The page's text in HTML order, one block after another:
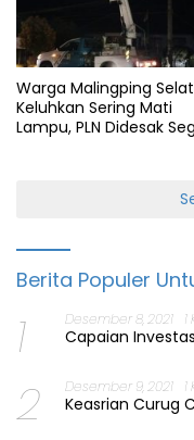
Warga Malingping
Keluhkan Sering Mati
Lampu, PLN Didesak
Berita Populer
1 Desember 8, 2021
Capaian
2 Desember 9, 2021
Keasrian Curug